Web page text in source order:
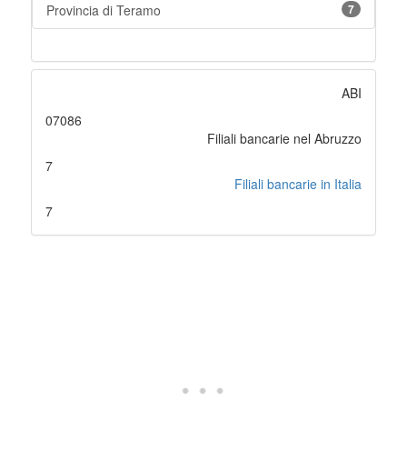
Provincia di Teramo 7
ABI
07086
Filiali bancarie nel Abruzzo
7
Filiali bancarie in Italia
7